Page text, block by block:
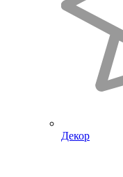
Декор